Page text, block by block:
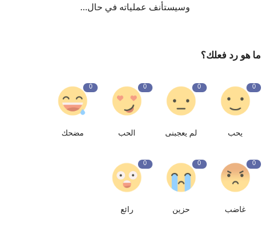
وسيستأنف عملياته في حال...
ما هو رد فعلك؟
0
يحب
0
لم يعجبنى
0
الحب
0
مضحك
0
غاضب
0
حزين
0
رائع